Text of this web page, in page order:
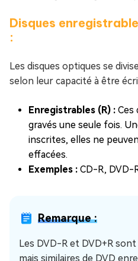
Disques
:
Les disques optiques se
selon leur capacité à être
Enregistrables (R) : Ces
gravés une seule fois.
inscrites, elles ne
effacées.
Exemples : CD-R, DVD-
Remarque :
Les DVD-R et DVD+R
mais similaires de DVD